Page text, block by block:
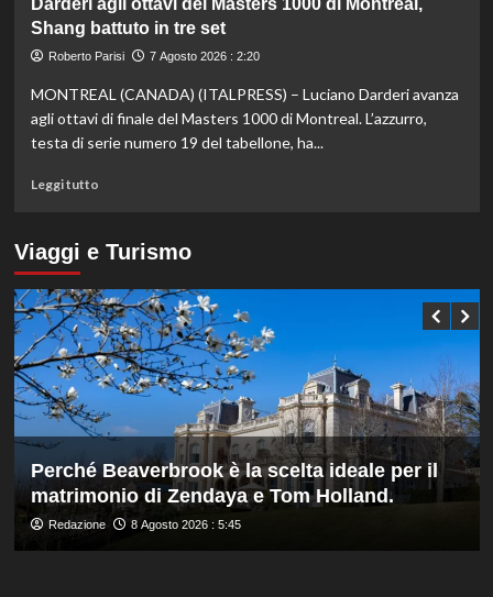
nella
gara
maschile
Nazionale,
ecco
lo
di
Mancini:
Bollini
manager,
Bonucci
i
collaboratori
Darderi agli ottavi del Masters 1000 di Montreal,
Shang battuto in tre set
Roberto Parisi 7 Agosto 2026 : 2:20
MONTREAL (CANADA) (ITALPRESS) – Luciano Darderi avanza
agli ottavi di finale del Masters 1000 di Montreal. L’azzurro,
testa di serie numero 19 del tabellone, ha...
Leggi tuttoLeggi
su
Darderi
agli
ottavi
del
Masters
1000
di
Montreal,
Shang
in
tre
set
Viaggi e Turismo
Perché Beaverbrook è la scelta ideale per il
matrimonio di Zendaya e Tom Holland.
Redazione 8 Agosto 2026 : 5:45